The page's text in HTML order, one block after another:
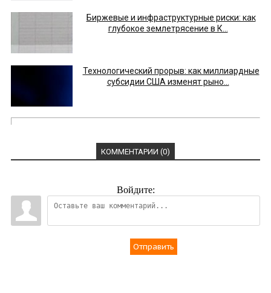
Биржевые и инфраструктурные риски: как
глубокое землетрясение в К...
Технологический прорыв: как миллиардные
субсидии США изменят рыно...
КОММЕНТАРИИ (0)
Войдите:
Отправить